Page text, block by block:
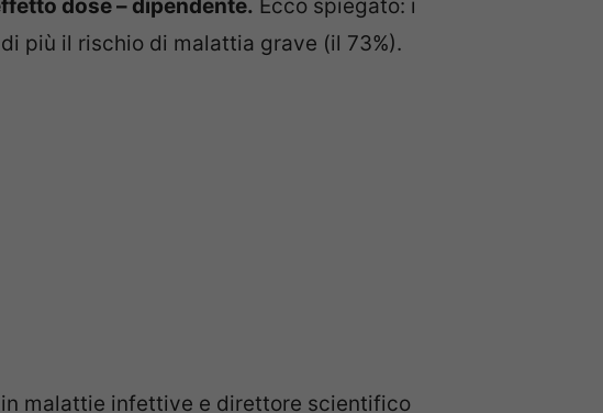
dose – dipendente. Ecco spiegato: i
più il rischio di malattia grave (il 73%).
malattie infettive e direttore scientifico